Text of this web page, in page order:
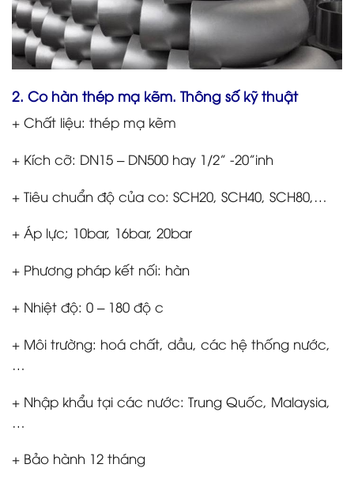
2. Co hàn thép mạ kẽm. Thông số kỹ thuật
+ Chất liệu: thép mạ kẽm
+ Kích cỡ: DN15 – DN500 hay 1/2” -20”inh
+ Tiêu chuẩn độ của co: SCH20, SCH40, SCH80,…
+ Áp lực; 10bar, 16bar, 20bar
+ Phương pháp kết nối: hàn
+ Nhiệt độ: 0 – 180 độ c
+ Môi trường: hoá chất, dầu, các hệ thống nước,
…
+ Nhập khẩu tại các nước: Trung Quốc, Malaysia,
…
+ Bảo hành 12 tháng